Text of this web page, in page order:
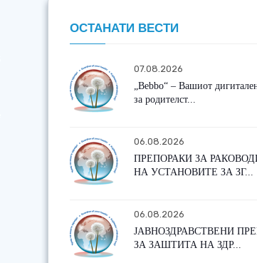
ОСТАНАТИ ВЕСТИ
07.08.2026
„Bebbo“ – Вашиот
за родителст...
06.08.2026
ПРЕПОРАКИ ЗА
НА УСТАНОВИТЕ ЗА ЗГ...
06.08.2026
ЈАВНОЗДРАВСТВЕНИ
ЗА ЗАШТИТА НА ЗДР...